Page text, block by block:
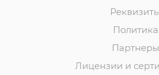
Реквизиты
Политика
Партнеры
Лицензии и